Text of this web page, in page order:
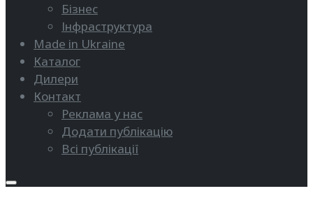
Бізнес
Інфраструктура
Made in Ukraine
Каталог
Дилери
Контакт
Реклама у нас
Додати публікацію
Всі публікації